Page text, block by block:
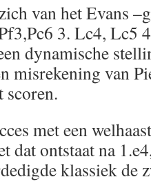
van het Evans
3. Lc4, Lc5
dynamische
misrekening van
scoren.
met een
dat ontstaat na
klassiek de